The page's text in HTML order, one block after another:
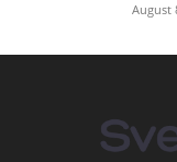
August